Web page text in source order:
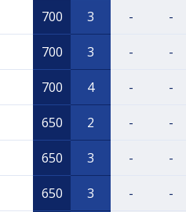
700 3 - -
700 3 - -
700 4 - -
650 2 - -
650 3 - -
650 3 - -